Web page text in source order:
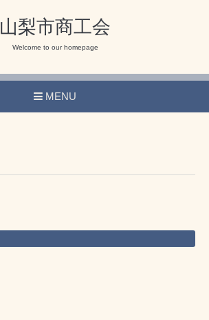
山梨市商工会
Welcome to our homepage
MENU